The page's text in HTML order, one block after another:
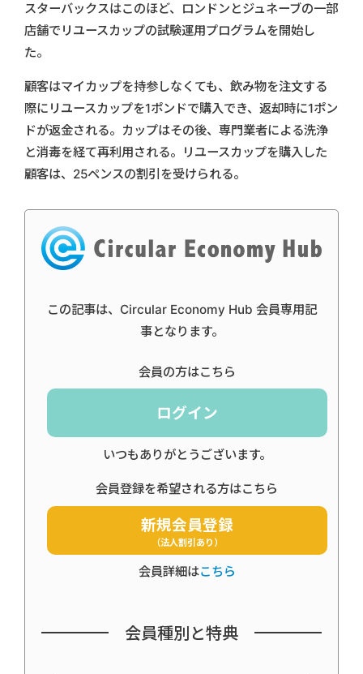
スターバックスはこのほど、ロンドンとジュネーブの一部
店舗でリユースカップの試験運用プログラムを開始し
た。
顧客はマイカップを持参しなくても、飲み物を注文する
際にリユースカップを1ポンドで購入でき、返却時に1ポン
ドが返金される。カップはその後、専門業者による洗浄
と消毒を経て再利用される。リユースカップを購入した
顧客は、25ペンスの割引を受けられる。
この記事は、Circular Economy Hub 会員専用記
事となります。
会員の方はこちら
ログイン
いつもありがとうございます。
会員登録を希望される方はこちら
新規会員登録
（法人割引あり）
会員詳細はこちら
会員種別と特典